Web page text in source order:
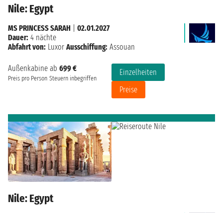
Nile: Egypt
Außenkabine ab 699 €
Preis pro Person Steuern inbegriffen
Einzelheiten
Preise
MS PRINCESS SARAH
02.01.2027
Dauer: 4 nächte
Abfahrt von: Luxor Ausschiffung: Assouan
Nile: Egypt